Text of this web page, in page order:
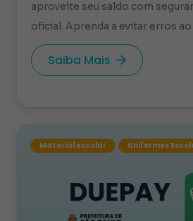
aproveite seu saldo com
oficial. Aprenda a evitar erros
Saiba Mais
Material escolar Uniformes